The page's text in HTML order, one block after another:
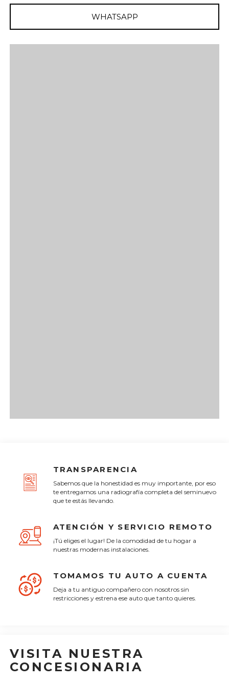
WHATSAPP
TRANSPARENCIA
Sabemos que la honestidad es muy importante, por eso
te entregamos una radiografía completa del seminuevo
que te estás llevando.
ATENCIÓN Y SERVICIO REMOTO
¡Tú eliges el lugar! De la comodidad de tu hogar a
nuestras modernas instalaciones.
TOMAMOS TU AUTO A CUENTA
Deja a tu antiguo compañero con nosotros sin
restricciones y estrena ese auto que tanto quieres.
VISITA NUESTRA
CONCESIONARIA